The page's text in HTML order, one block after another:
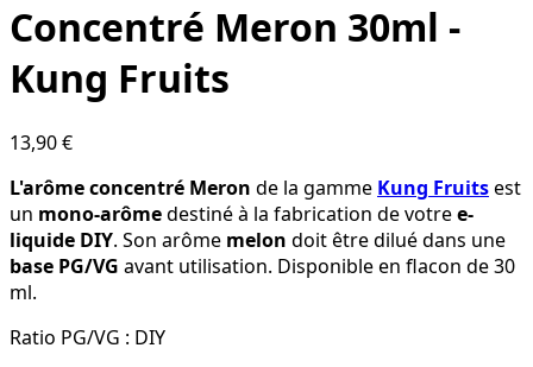
Concentré Meron 30ml -
Kung Fruits
13,90 €
L'arôme concentré Meron de la gamme Kung Fruitsest
un mono-arômedestiné à la fabrication de votree-
liquide DIY. Son arôme melon doit être dilué dans une
base PG/VG avant utilisation. Disponible en flacon de 30
ml.
Ratio PG/VG : DIY